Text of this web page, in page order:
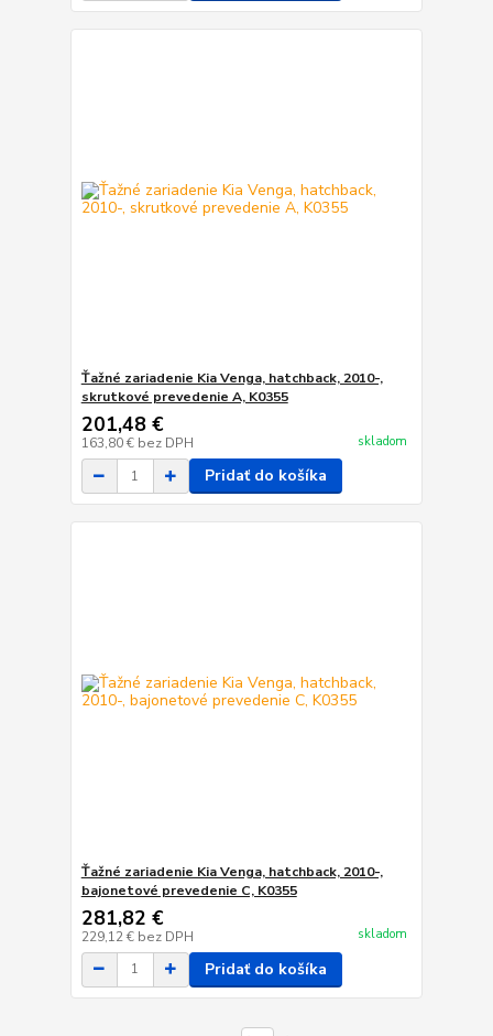
Ťažné zariadenie Kia Venga, hatchback, 2010-,
skrutkové prevedenie A, K0355
201,48 €
163,80 € bez DPH skladom
Pridať do košíka
Ťažné zariadenie Kia Venga, hatchback, 2010-,
bajonetové prevedenie C, K0355
281,82 €
229,12 € bez DPH skladom
Pridať do košíka